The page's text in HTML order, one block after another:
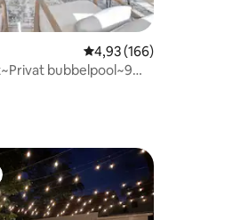
152 omdömen
4,93 av 5 i
4,93 (166)
bubbelpool~9